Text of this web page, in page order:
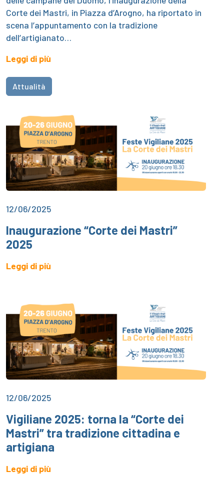
Corte dei Mastri, in Piazza d’Arogno, ha riportato in
scena l’appuntamento con la tradizione
dell’artigianato…
Leggi di più
Attualità
12/06/2025
Inaugurazione “Corte dei Mastri”
2025
Leggi di più
12/06/2025
Vigiliane 2025: torna la “Corte dei
Mastri” tra tradizione cittadina e
artigiana
Leggi di più